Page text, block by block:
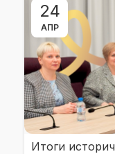
24
АПР
Итоги